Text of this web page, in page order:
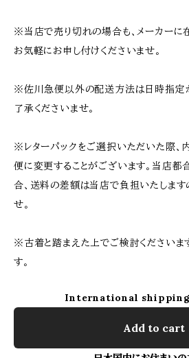
※当店で売り切れの場合も、メーカーに
お気軽にお申し付けくださいませ。
※佐川急便以外の配送方法は日時指定
了承くださいませ。
※レターパックをご選択いただいた際、
便に変更することがございます。当店
合、送料の差額は当店で負担いたします
せ。
※古着と踏まえた上でご検討くださいま
す。
International
Add to cart